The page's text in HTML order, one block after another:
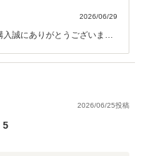
2026/06/29
誠にありがとうございまし
つでもご相談ください
2026/06/25投稿
5